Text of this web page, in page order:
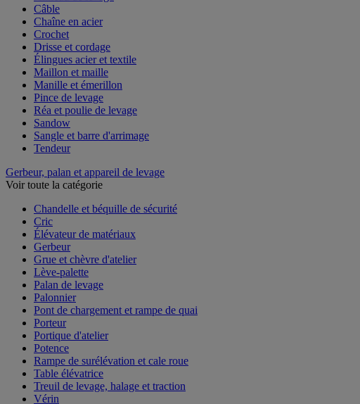
Anneau de levage
Câble
Chaîne en acier
Crochet
Drisse et cordage
Élingues acier et textile
Maillon et maille
Manille et émerillon
Pince de levage
Réa et poulie de levage
Sandow
Sangle et barre d'arrimage
Gerbeur, palan et appareil de levage
Chandelle et béquille de sécurité
Cric
Élévateur de matériaux
Gerbeur
Grue et chèvre d'atelier
Lève-palette
Palan de levage
Palonnier
Pont de chargement et rampe de quai
Porteur
Portique d'atelier
Potence
Rampe de surélévation et cale roue
Table élévatrice
Treuil de levage, halage et traction